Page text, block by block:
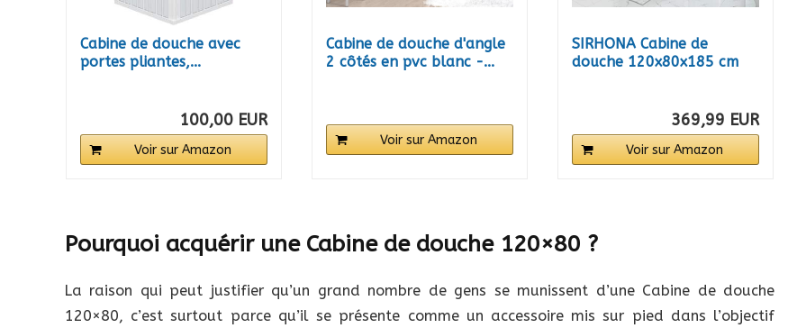
Cabine de douche avec
portes pliantes,...
100,00 EUR
Voir sur Amazon
Cabine de douche d'angle
2 côtés en pvc blanc -...
Voir sur Amazon
SIRHONA Cabine de
douche 120x80x185 cm
369,99 EUR
Voir sur Amazon
Pourquoi acquérir une Cabine de douche 120×80 ?
La raison qui peut justifier qu’un grand nombre de gens se munissent d’une Cabine de douche
120×80, c’est surtout parce qu’il se présente comme un accessoire mis sur pied dans l’objectif